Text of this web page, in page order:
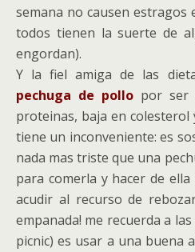
semana no causen
todos tienen la suerte de
engordan).
Y la fiel amiga de las
pechuga de pollo por ser
proteinas, baja en colesterol
tiene un inconveniente: es
nada mas triste que una
para comerla y hacer de
acudir al recurso de
empanada! me recuerda a
picnic) es usar a una buena